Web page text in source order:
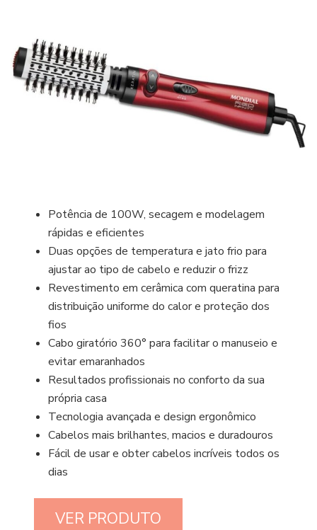
Potência de 100W, secagem e modelagem
rápidas e eficientes
Duas opções de temperatura e jato frio para
ajustar ao tipo de cabelo e reduzir o frizz
Revestimento em cerâmica com queratina para
distribuição uniforme do calor e proteção dos
fios
Cabo giratório 360° para facilitar o manuseio e
evitar emaranhados
Resultados profissionais no conforto da sua
própria casa
Tecnologia avançada e design ergonômico
Cabelos mais brilhantes, macios e duradouros
Fácil de usar e obter cabelos incríveis todos os
dias
VER PRODUTO